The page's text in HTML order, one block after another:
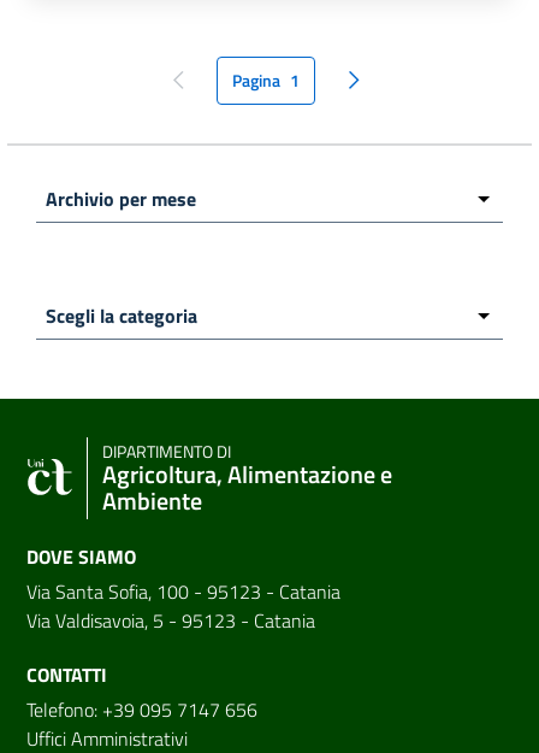
pagina precedente
Pagina 1 pagina seguente
DIPARTIMENTO DI
Agricoltura, Alimentazione e
Ambiente
DOVE SIAMO
Via Santa Sofia, 100 - 95123 - Catania
Via Valdisavoia, 5 - 95123 - Catania
CONTATTI
Telefono: +39 095 7147 656
Uffici Amministrativi